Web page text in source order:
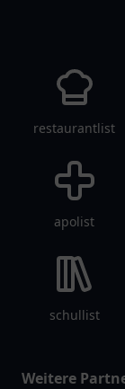
restaurantlist
apolist
schullist
Weitere